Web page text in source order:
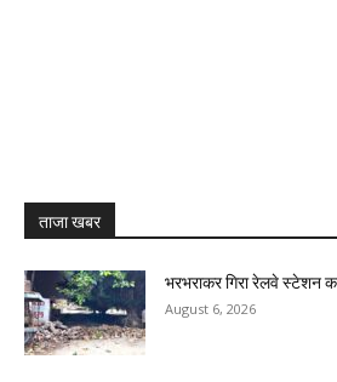
ताजा खबर
भरभराकर गिरा रेलवे स्टेशन
August 6, 2026